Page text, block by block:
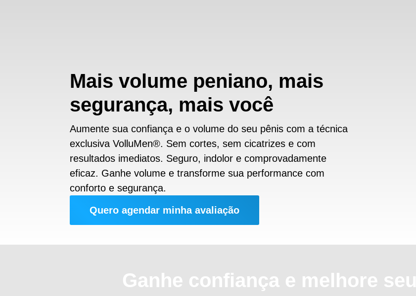
Mais volume peniano, mais
segurança, mais você
Aumente sua confiança e o volume do seu pênis com a técnica
exclusiva VolluMen®. Sem cortes, sem cicatrizes e com
resultados imediatos. Seguro, indolor e comprovadamente
eficaz. Ganhe volume e transforme sua performance com
conforto e segurança.
Quero agendar minha avaliação
Ganhe confiançae melhore seu